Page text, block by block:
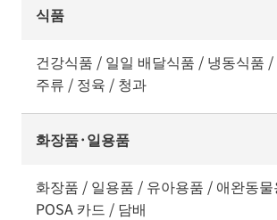
식품
건강식품 / 일일 배달식품 / 냉동식품
주류 / 정육 / 청과
화장품·일용품
화장품 / 일용품 / 유아용품 / 애완동
POSA 카드 / 담배